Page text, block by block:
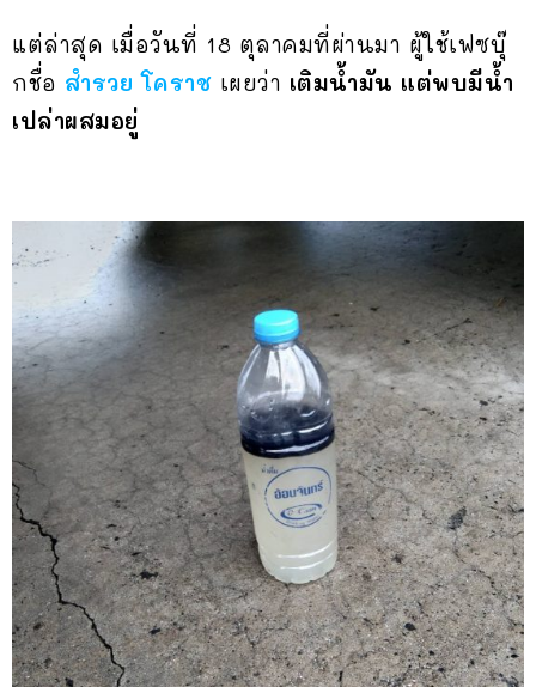
แต่ล่าสุด เมื่อวันที่ 18 ตุลาคมที่ผ่านมา ผู้ใช้เฟซบุ๊
กชื่อ สำรวย โคราช เผยว่า เติมน้ำมัน แต่พบมีน้ำ
เปล่าผสมอยู่